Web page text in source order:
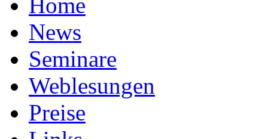
News
Seminare
Weblesungen
Preise